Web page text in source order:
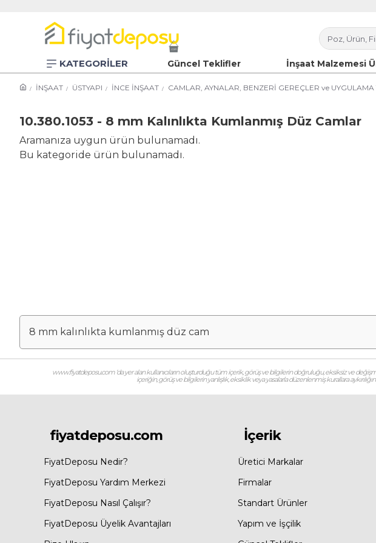
KATEGORİLER Güncel Teklifler İnşaat Malzemesi
İNŞAAT ÜSTYAPI İNCE İNŞAAT CAMLAR, AYNALAR, BENZERİ GEREÇLER ve UYGULAMA
10.380.1053 - 8 mm Kalınlıkta Kumlanmış Düz Camlar
Aramanıza uygun ürün bulunamadı.
Bu kategoride ürün bulunamadı.
8 mm kalınlıkta kumlanmış düz cam
www.fiyatdeposu.com ‘da yer alan kullanıcıların oluşturduğu tüm içerik, görüş ve bilgilerin doğruluğu, eksiksiz ve
içeriğin, görüş ve bilgilerin yanlışlık, eksiklik veya yasalarla düzenlenmiş kurallara
fiyatdeposu.com
FiyatDeposu Nedir?
FiyatDeposu Yardım Merkezi
FiyatDeposu Nasıl Çalışır?
FiyatDeposu Üyelik Avantajları
İçerik
Üretici Markalar
Firmalar
Standart Ürünler
Yapım ve İşçilik